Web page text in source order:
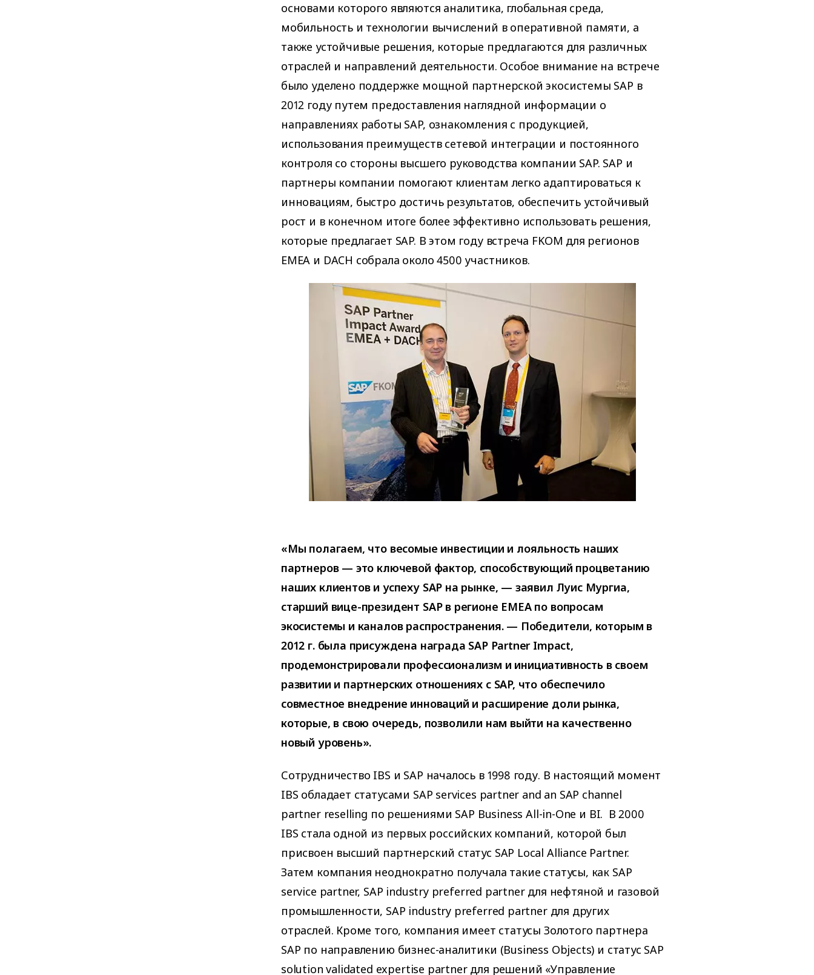
основами которого являются аналитика, глобальная среда,
мобильность и технологии вычислений в оперативной памяти, а
также устойчивые решения, которые предлагаются для различных
отраслей и направлений деятельности. Особое внимание на встрече
было уделено поддержке мощной партнерской экосистемы SAP в
2012 году путем предоставления наглядной информации о
направлениях работы SAP, ознакомления с продукцией,
использования преимуществ сетевой интеграции и постоянного
контроля со стороны высшего руководства компании SAP. SAP и
партнеры компании помогают клиентам легко адаптироваться к
инновациям, быстро достичь результатов, обеспечить устойчивый
рост и в конечном итоге более эффективно использовать решения,
которые предлагает SAP. В этом году встреча FKOM для регионов
EMEA и DACH собрала около 4500 участников.
«Мы полагаем, что весомые инвестиции и лояльность наших
партнеров — это ключевой фактор, способствующий процветанию
наших клиентов и успеху SAP на рынке, — заявил Луис Мургиа,
старший вице-президент SAP в регионе EMEA по вопросам
экосистемы и каналов распространения. — Победители, которым в
2012 г. была присуждена награда SAP Partner Impact,
продемонстрировали профессионализм и инициативность в своем
развитии и партнерских отношениях с SAP, что обеспечило
совместное внедрение инноваций и расширение доли рынка,
которые, в свою очередь, позволили нам выйти на качественно
новый уровень».
Сотрудничество IBS и SAP началось в 1998 году. В настоящий момент
IBS обладает статусами SAP services partner and an SAP channel
partner reselling по решениями SAP Business All-in-One и BI. В 2000
IBS стала одной из первых российских компаний, которой был
присвоен высший партнерский статус SAP Local Alliance Partner.
Затем компания неоднократно получала такие статусы, как SAP
service partner, SAP industry preferred partner для нефтяной и газовой
промышленности, SAP industry preferred partner для других
отраслей. Кроме того, компания имеет статусы Золотого партнера
SAP по направлению бизнес-аналитики (Business Objects) и статус SAP
solution validated expertise partner для решений «Управление